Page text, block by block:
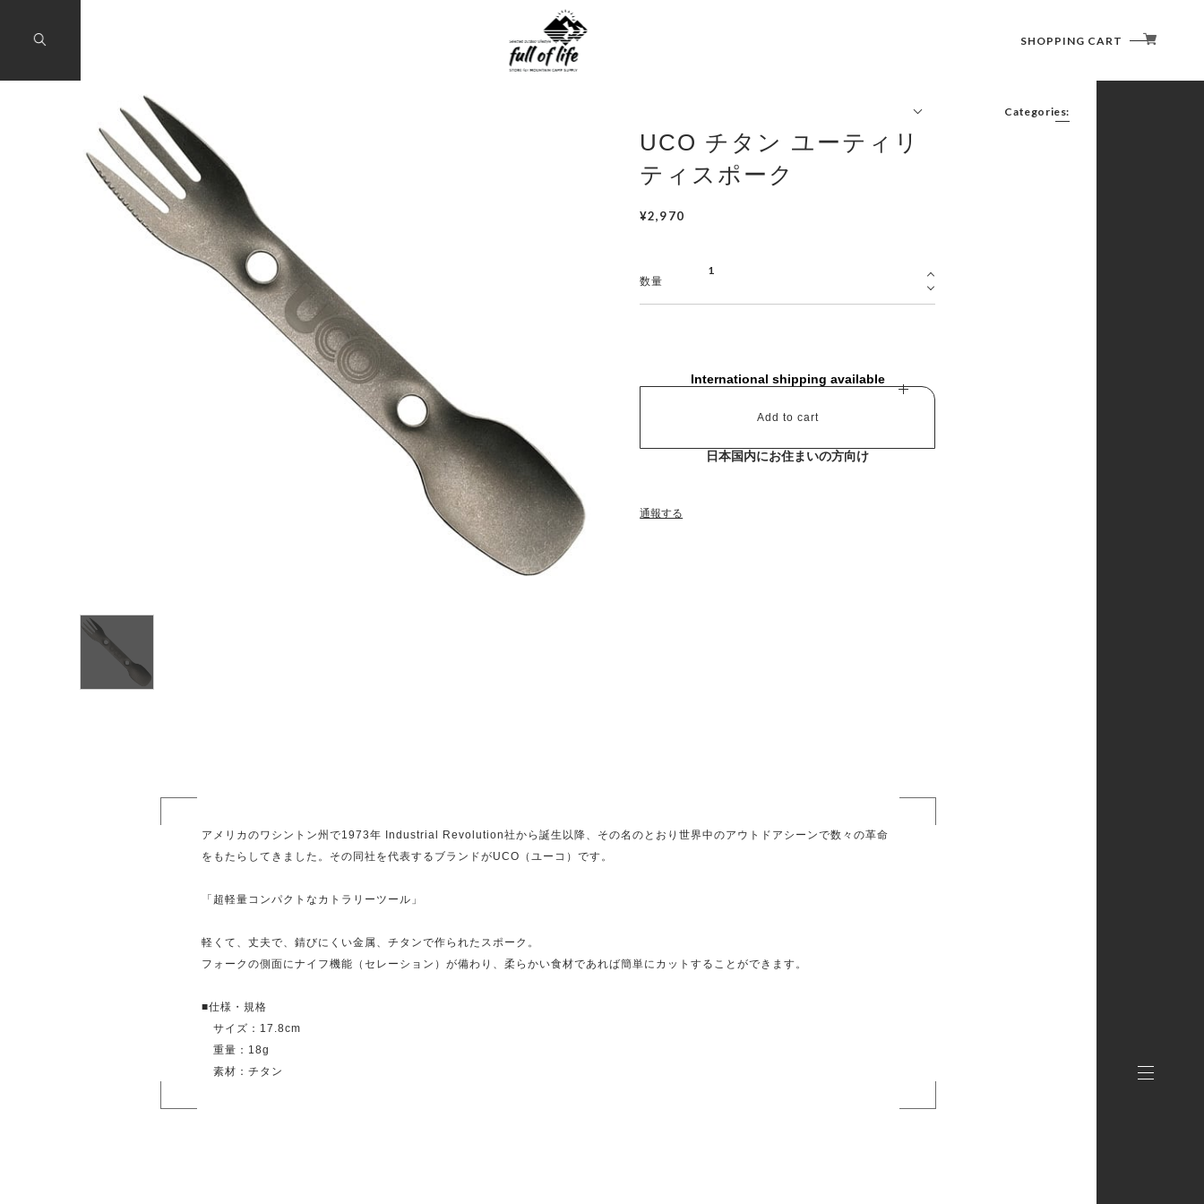
SHOPPING CART
Categories:
UCO チタン ユーティリ
ティスポーク
¥2,970
数量
International shipping available
Add to cart
日本国内にお住まいの方向け
通報する
アメリカのワシントン州で1973年 Industrial Revolution社から誕生以降、その名のとおり世界中のアウトドアシーンで数々の革命
をもたらしてきました。その同社を代表するブランドがUCO（ユーコ）です。
「超軽量コンパクトなカトラリーツール」
軽くて、丈夫で、錆びにくい金属、チタンで作られたスポーク。
フォークの側面にナイフ機能（セレーション）が備わり、柔らかい食材であれば簡単にカットすることができます。
■仕様・規格
サイズ：17.8cm
重量：18g
素材：チタン